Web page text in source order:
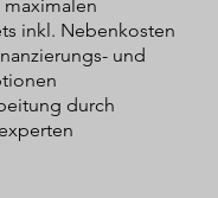
inkl. Nebenkosten
und
durch